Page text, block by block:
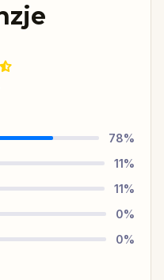
78%
11%
11%
0%
0%